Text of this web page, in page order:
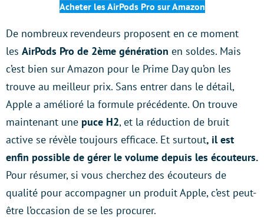
Acheter les AirPods Pro sur Amazon
De nombreux revendeurs proposent en ce moment
les AirPods Pro de 2ème génération en soldes. Mais
c’est bien sur Amazon pour le Prime Day qu’on les
trouve au meilleur prix. Sans entrer dans le détail,
Apple a amélioré la formule précédente. On trouve
maintenant une puce H2, et la réduction de bruit
active se révèle toujours efficace. Et surtout, il est
enfin possible de gérer le volume depuis les écouteurs.
Pour résumer, si vous cherchez des écouteurs de
qualité pour accompagner un produit Apple, c’est peut-
être l’occasion de se les procurer.